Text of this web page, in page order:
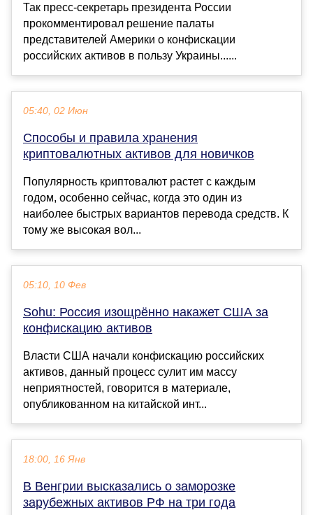
Так пресс-секретарь президента России
прокомментировал решение палаты
представителей Америки о конфискации
российских активов в пользу Украины......
05:40, 02 Июн
Способы и правила хранения
криптовалютных активов для новичков
Популярность криптовалют растет с каждым
годом, особенно сейчас, когда это один из
наиболее быстрых вариантов перевода средств. К
тому же высокая вол...
05:10, 10 Фев
Sohu: Россия изощрённо накажет США за
конфискацию активов
Власти США начали конфискацию российских
активов, данный процесс сулит им массу
неприятностей, говорится в материале,
опубликованном на китайской инт...
18:00, 16 Янв
В Венгрии высказались о заморозке
зарубежных активов РФ на три года